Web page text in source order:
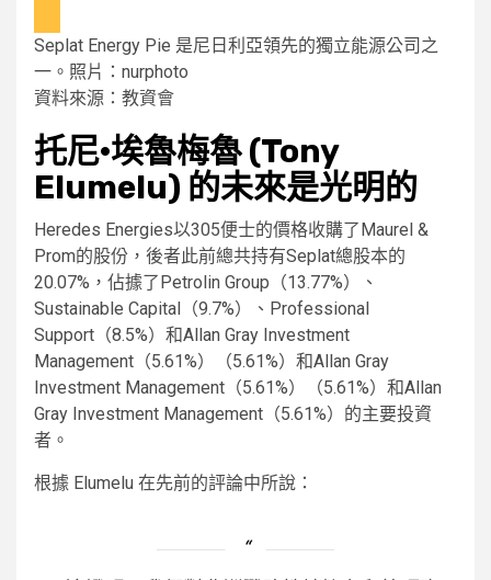
Seplat Energy Pie 是尼日利亞領先的獨立能源公司之
一。照片：nurphoto
資料來源：教資會
托尼·埃魯梅魯 (Tony
Elumelu) 的未來是光明的
Heredes Energies以305便士的價格收購了Maurel &
Prom的股份，後者此前總共持有Seplat總股本的
20.07%，佔據了Petrolin Group（13.77%）、
Sustainable Capital（9.7%）、Professional
Support（8.5%）和Allan Gray Investment
Management（5.61%）（5.61%）和Allan Gray
Investment Management（5.61%）（5.61%）和Allan
Gray Investment Management（5.61%）的主要投資
者。
根據 Elumelu 在先前的評論中所說：